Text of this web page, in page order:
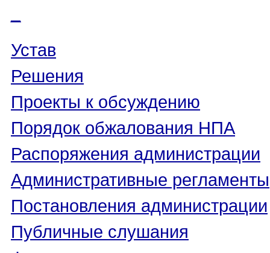
Устав
Решения
Проекты к обсуждению
Порядок обжалования НПА
Распоряжения администрации
Административные регламенты
Постановления администрации
Публичные слушания